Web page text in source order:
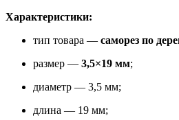
Характеристики:
тип товара — саморез по
размер — 3,5×19 мм;
диаметр — 3,5 мм;
длина — 19 мм;